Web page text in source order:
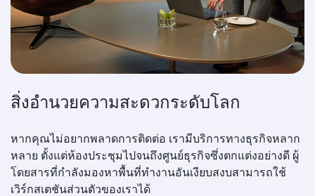
สิ่งอำนวยความสะดวกระดับโลก
หากคุณไม่อยากพลาดการติดต่อ เรามีบริการทางธุรกิจหลาก
หลาย ตั้งแต่ห้องประชุมไปจนถึงศูนย์ธุรกิจซึ่งตกแต่งอย่างดี ผู้
โดยสารที่กำลังมองหาพื้นที่ทำงานอันเงียบสงบสามารถใช้
เวิร์กสเตชันส่วนตัวของเราได้